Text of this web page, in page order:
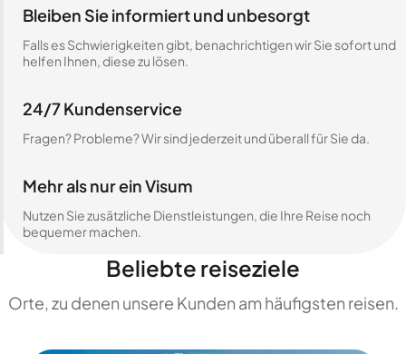
Bleiben Sie informiert und unbesorgt
Falls es Schwierigkeiten gibt, benachrichtigen wir Sie sofort und
helfen Ihnen, diese zu lösen.
24/7 Kundenservice
Fragen? Probleme? Wir sind jederzeit und überall für Sie da.
Mehr als nur ein Visum
Nutzen Sie zusätzliche Dienstleistungen, die Ihre Reise noch
bequemer machen.
Beliebte reiseziele
Orte, zu denen unsere Kunden am häufigsten reisen.